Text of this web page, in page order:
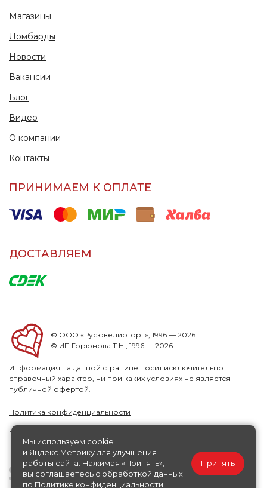
Магазины
Ломбарды
Новости
Вакансии
Блог
Видео
О компании
Контакты
ПРИНИМАЕМ К ОПЛАТЕ
ДОСТАВЛЯЕМ
© ООО «Русювелирторг», 1996 — 2026
© ИП Горюнова Т.Н., 1996 — 2026
Информация на данной странице носит исключительно
справочный характер, ни при каких условиях не является
публичной офертой.
Политика конфиденциальности
Публичная офера
Мы используем cookie
и Яндекс.Метрику для улучшения
работы сайта. Нажимая «Принять»,
вы соглашаетесь с обработкой данных
по Политике конфиденциальности
Принять